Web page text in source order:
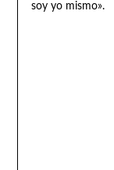
soy yo mismo».